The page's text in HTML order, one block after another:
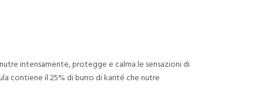
intensamente, protegge e calma le sensazioni di
contiene il 25% di burro di karité che nutre